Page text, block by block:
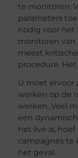
te monitoren.
parameters
nodig voor het
monitoren van
meest
procedure.
U moet ervoor
werken op de
werken. Veel
een
het live is,
campagnes te
het geval.